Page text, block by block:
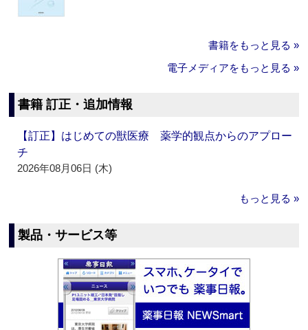
書籍をもっと見る »
電子メディアをもっと見る »
書籍 訂正・追加情報
【訂正】はじめての獣医療 薬学的観点からのアプロー
チ
2026年08月06日 (木)
もっと見る »
製品・サービス等